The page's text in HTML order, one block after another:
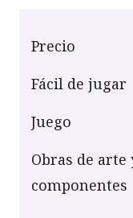
Precio
Fácil de jugar
Juego
Obras de arte
componentes